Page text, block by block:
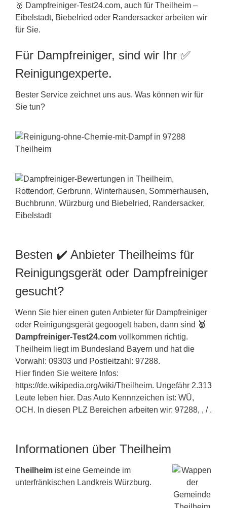
🥇 Dampfreiniger-Test24.com, auch für Theilheim –
Eibelstadt, Biebelried oder Randersacker arbeiten wir
für Sie.
Für Dampfreiniger, sind wir Ihr ✅
Reinigungexperte.
Bester Service zeichnet uns aus. Was können wir für
Sie tun?
Besten ✔️ Anbieter Theilheims für
Reinigungsgerät oder Dampfreiniger
gesucht?
Wenn Sie hier einen guten Anbieter für Dampfreiniger
oder Reinigungsgerät gegoogelt haben, dann sind 🥇
Dampfreiniger-Test24.com vollkommen richtig.
Theilheim liegt im Bundesland Bayern und hat die
Vorwahl: 09303 und Postleitzahl: 97288.
Hier finden Sie weitere Infos:
https://de.wikipedia.org/wiki/Theilheim. Ungefähr 2.313
Leute leben hier. Das Auto Kennnzeichen ist: WÜ,
OCH. In diesen PLZ Bereichen arbeiten wir: 97288, , / .
Informationen über Theilheim
Theilheim ist eine Gemeinde im
unterfränkischen Landkreis Würzburg.